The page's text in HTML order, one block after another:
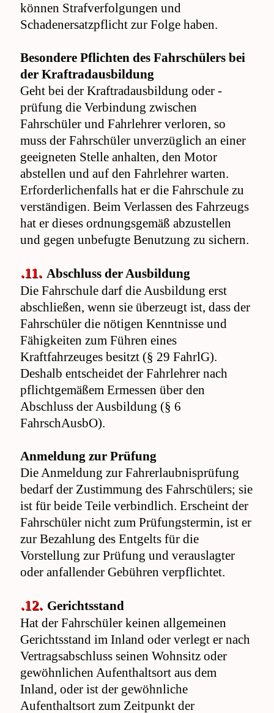
können Strafverfolgungen und
Schadenersatzpflicht zur Folge haben.
Besondere Pflichten des Fahrschülers bei
der Kraftradausbildung
Geht bei der Kraftradausbildung oder -
prüfung die Verbindung zwischen
Fahrschüler und Fahrlehrer verloren, so
muss der Fahrschüler unverzüglich an einer
geeigneten Stelle anhalten, den Motor
abstellen und auf den Fahrlehrer warten.
Erforderlichenfalls hat er die Fahrschule zu
verständigen. Beim Verlassen des Fahrzeugs
hat er dieses ordnungsgemäß abzustellen
und gegen unbefugte Benutzung zu sichern.
.11. Abschluss der Ausbildung
Die Fahrschule darf die Ausbildung erst
abschließen, wenn sie überzeugt ist, dass der
Fahrschüler die nötigen Kenntnisse und
Fähigkeiten zum Führen eines
Kraftfahrzeuges besitzt (§ 29 FahrlG).
Deshalb entscheidet der Fahrlehrer nach
pflichtgemäßem Ermessen über den
Abschluss der Ausbildung (§ 6
FahrschAusbO).
Anmeldung zur Prüfung
Die Anmeldung zur Fahrerlaubnisprüfung
bedarf der Zustimmung des Fahrschülers; sie
ist für beide Teile verbindlich. Erscheint der
Fahrschüler nicht zum Prüfungstermin, ist er
zur Bezahlung des Entgelts für die
Vorstellung zur Prüfung und verauslagter
oder anfallender Gebühren verpflichtet.
.12. Gerichtsstand
Hat der Fahrschüler keinen allgemeinen
Gerichtsstand im Inland oder verlegt er nach
Vertragsabschluss seinen Wohnsitz oder
gewöhnlichen Aufenthaltsort aus dem
Inland, oder ist der gewöhnliche
Aufenthaltsort zum Zeitpunkt der